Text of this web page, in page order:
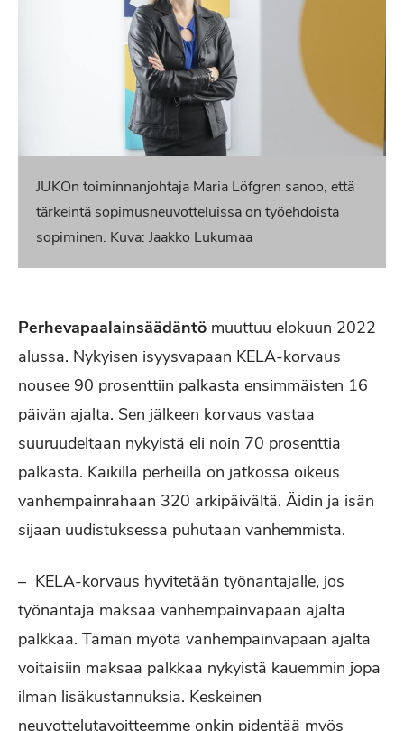
JUKOn toiminnanjohtaja Maria Löfgren sanoo, että
tärkeintä sopimusneuvotteluissa on työehdoista
sopiminen. Kuva: Jaakko Lukumaa
Perhevapaalainsäädäntö muuttuu elokuun 2022
alussa. Nykyisen isyysvapaan KELA-korvaus
nousee 90 prosenttiin palkasta ensimmäisten 16
päivän ajalta. Sen jälkeen korvaus vastaa
suuruudeltaan nykyistä eli noin 70 prosenttia
palkasta. Kaikilla perheillä on jatkossa oikeus
vanhempainrahaan 320 arkipäivältä. Äidin ja isän
sijaan uudistuksessa puhutaan vanhemmista.
– KELA-korvaus hyvitetään työnantajalle, jos
työnantaja maksaa vanhempainvapaan ajalta
palkkaa. Tämän myötä vanhempainvapaan ajalta
voitaisiin maksaa palkkaa nykyistä kauemmin jopa
ilman lisäkustannuksia. Keskeinen
neuvottelutavoitteemme onkin pidentää myös